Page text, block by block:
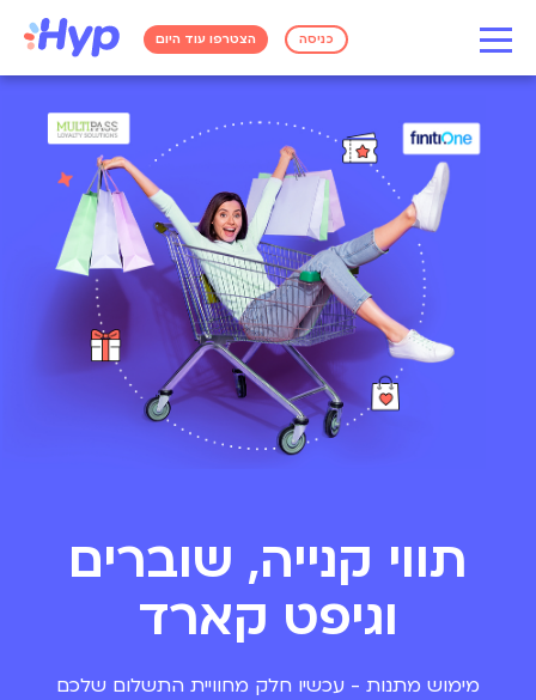
כניסה הצטרפו עוד היום
תווי קנייה, שוברים
וגיפט קארד
מימוש מתנות - עכשיו חלק מחוויית התשלום שלכם